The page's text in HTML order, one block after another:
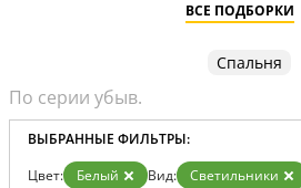
ВСЕ ПОДБОРКИ
Спальня
ВЫБРАННЫЕ ФИЛЬТРЫ:
Цвет: Белый Вид: Светильники